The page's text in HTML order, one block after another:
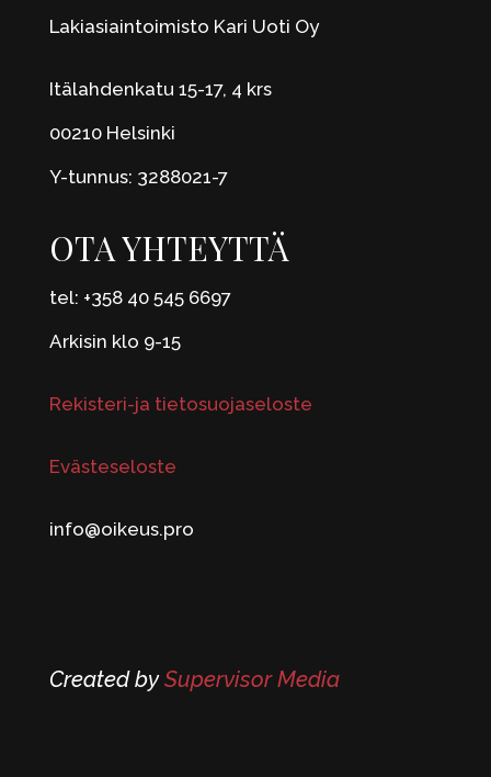
Lakiasiaintoimisto Kari Uoti Oy
Itälahdenkatu 15-17, 4 krs
00210 Helsinki
Y-tunnus: 3288021-7
OTA YHTEYTTÄ
tel: +358 40 545 6697
Arkisin klo 9-15
Rekisteri-ja tietosuojaseloste
Evästeseloste
info@oikeus.pro
Created bySupervisor Media